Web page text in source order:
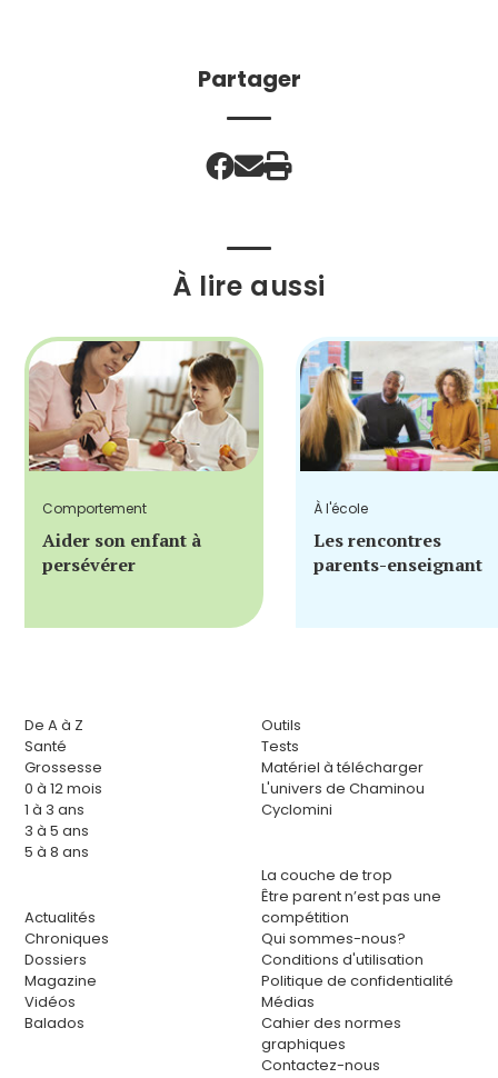
Partager
À lire aussi
Comportement
Aider son enfant à
persévérer
À l'école
Les rencontres
parents-enseignant
De A à Z
Santé
Grossesse
0 à 12 mois
1 à 3 ans
3 à 5 ans
5 à 8 ans
Actualités
Chroniques
Dossiers
Magazine
Vidéos
Balados
Outils
Tests
Matériel à télécharger
L'univers de Chaminou
Cyclomini
La couche de trop
Être parent n’est pas une
compétition
Qui sommes-nous?
Conditions d'utilisation
Politique de confidentialité
Médias
Cahier des normes
graphiques
Contactez-nous